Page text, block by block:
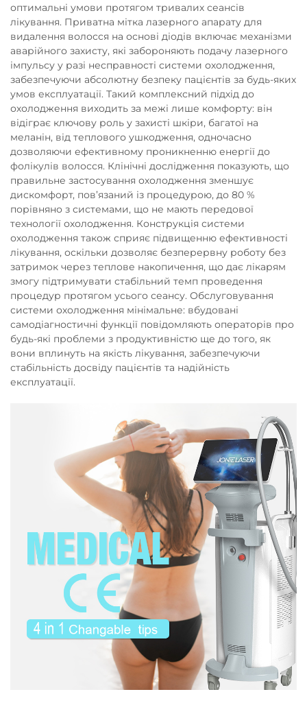
оптимальні умови протягом тривалих сеансів
лікування. Приватна мітка лазерного апарату для
видалення волосся на основі діодів включає механізми
аварійного захисту, які забороняють подачу лазерного
імпульсу у разі несправності системи охолодження,
забезпечуючи абсолютну безпеку пацієнтів за будь-яких
умов експлуатації. Такий комплексний підхід до
охолодження виходить за межі лише комфорту: він
відіграє ключову роль у захисті шкіри, багатої на
меланін, від теплового ушкодження, одночасно
дозволяючи ефективному проникненню енергії до
фолікулів волосся. Клінічні дослідження показують, що
правильне застосування охолодження зменшує
дискомфорт, пов’язаний із процедурою, до 80 %
порівняно з системами, що не мають передової
технології охолодження. Конструкція системи
охолодження також сприяє підвищенню ефективності
лікування, оскільки дозволяє безперервну роботу без
затримок через теплове накопичення, що дає лікарям
змогу підтримувати стабільний темп проведення
процедур протягом усього сеансу. Обслуговування
системи охолодження мінімальне: вбудовані
самодіагностичні функції повідомляють операторів про
будь-які проблеми з продуктивністю ще до того, як
вони вплинуть на якість лікування, забезпечуючи
стабільність досвіду пацієнтів та надійність
експлуатації.